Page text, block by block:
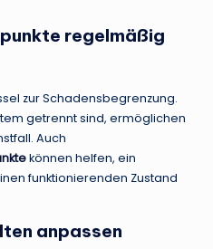
regelmäßig
zur Schadensbegrenzung.
getrennt sind, ermöglichen
Auch
können helfen, ein
funktionierenden Zustand
anpassen